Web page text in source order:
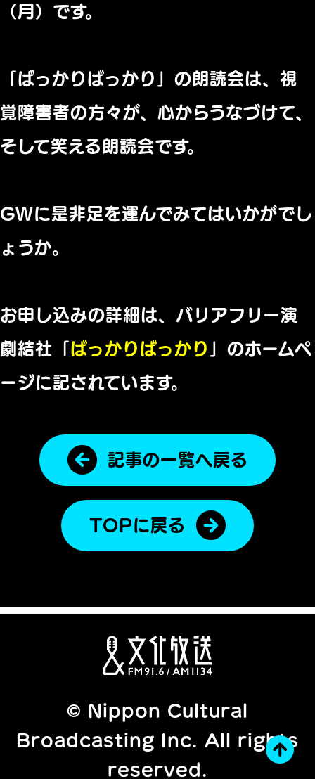
（月）です。
「ばっかりばっかり」の朗読会は、視
覚障害者の方々が、心からうなづけて、
そして笑える朗読会です。
GWに是非足を運んでみてはいかがでし
ょうか。
お申し込みの詳細は、バリアフリー演
劇結社「 ばっかりばっかり
」のホームペ
ージに記されています。
記事の一覧へ戻る
TOPに戻る
© Nippon Cultural
Broadcasting Inc. All rights
reserved.